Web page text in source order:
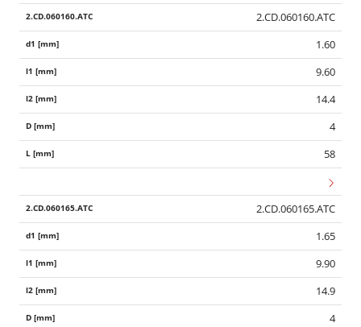
2.CD.060160.ATC
1.60
9.60
14.4
4
58
2.CD.060165.ATC
1.65
9.90
14.9
4